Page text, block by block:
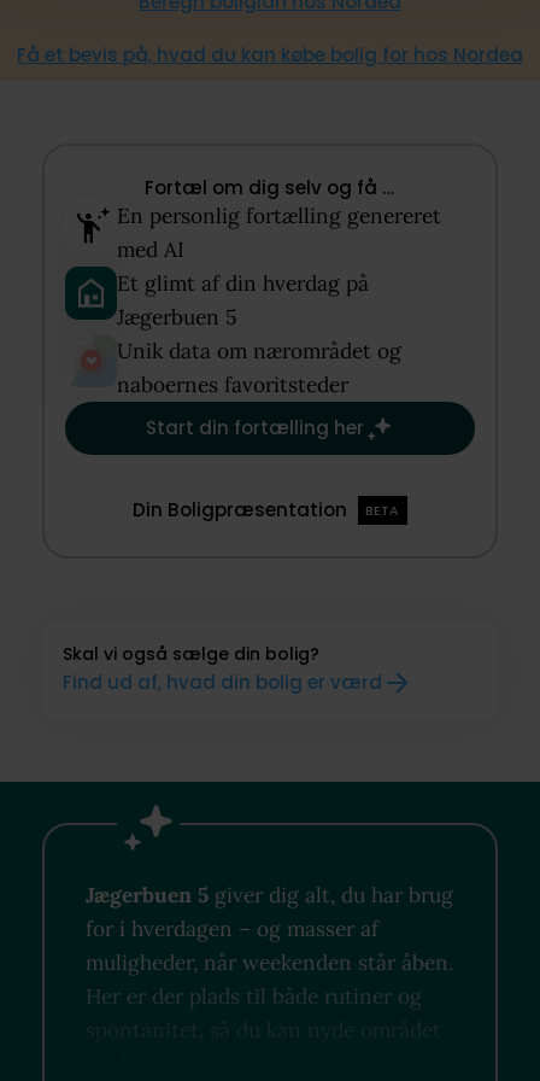
Få et bevis på, hvad du kan købe bolig for hos Nordea
Fortæl om dig selv og få …​
En personlig fortælling genereret
med AI​
Et glimt af din hverdag på
Jægerbuen 5​
Unik data om nærområdet og
naboernes favoritsteder​
Start din fortælling her
Din Boligpræsentation BETA
Skal vi også sælge din bolig?
Find ud af, hvad din bolig er værd
Jægerbuen 5 giver dig alt, du har brug
for i hverdagen – og masser af
muligheder, når weekenden står åben.
Her er der plads til både rutiner og
spontanitet, så du kan nyde området